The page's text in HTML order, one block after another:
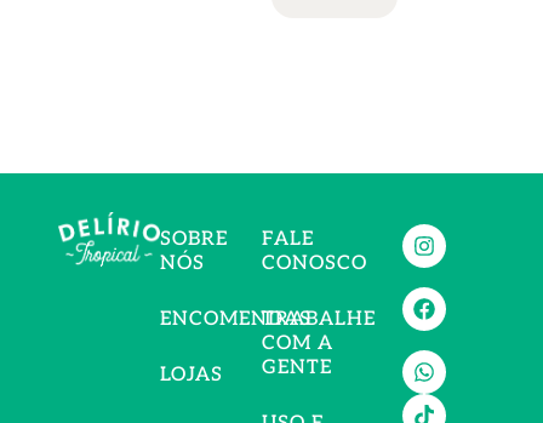
SOBRE
NÓS
ENCOMENDAS
LOJAS
FALE
CONOSCO
TRABALHE
COM A
GENTE